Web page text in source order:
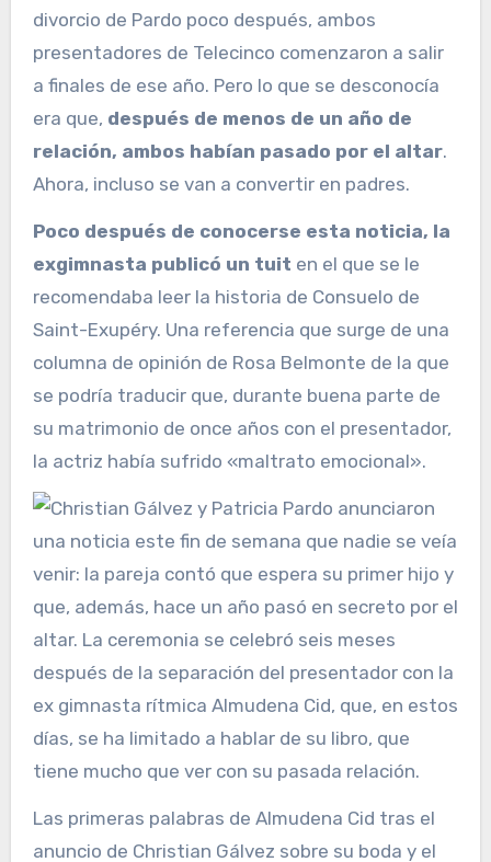
divorcio de Pardo poco después, ambos
presentadores de Telecinco comenzaron a salir
a finales de ese año. Pero lo que se desconocía
era que, después de menos de un año de
relación, ambos habían pasado por el altar.
Ahora, incluso se van a convertir en padres.
Poco después de conocerse esta noticia, la
exgimnasta publicó un tuit en el que se le
recomendaba leer la historia de Consuelo de
Saint-Exupéry. Una referencia que surge de una
columna de opinión de Rosa Belmonte de la que
se podría traducir que, durante buena parte de
su matrimonio de once años con el presentador,
la actriz había sufrido «maltrato emocional».
Las primeras palabras de Almudena Cid tras el
anuncio de Christian Gálvez sobre su boda y el